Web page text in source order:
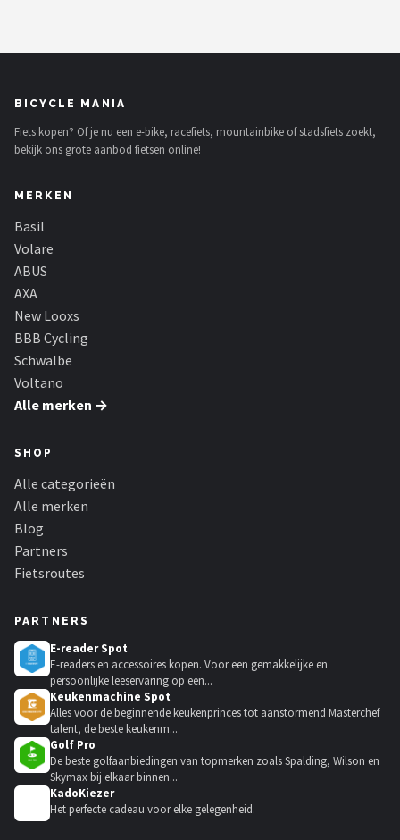
BICYCLE MANIA
Fiets kopen? Of je nu een e-bike, racefiets, mountainbike of stadsfiets zoekt,
bekijk ons grote aanbod fietsen online!
MERKEN
Basil
Volare
ABUS
AXA
New Looxs
BBB Cycling
Schwalbe
Voltano
Alle merken →
SHOP
Alle categorieën
Alle merken
Blog
Partners
Fietsroutes
PARTNERS
E-reader Spot
E-readers en accessoires kopen. Voor een gemakkelijke en
persoonlijke leeservaring op een...
Keukenmachine Spot
Alles voor de beginnende keukenprinces tot aanstormend Masterchef
talent, de beste keukenm...
Golf Pro
De beste golfaanbiedingen van topmerken zoals Spalding, Wilson en
Skymax bij elkaar binnen...
KadoKiezer
Het perfecte cadeau voor elke gelegenheid.